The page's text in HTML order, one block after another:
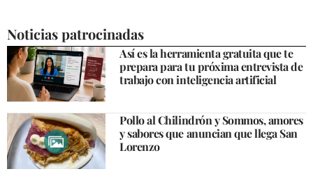
Noticias patrocinadas
Así es la herramienta gratuita que te
prepara para tu próxima entrevista de
trabajo con inteligencia artificial
Pollo al Chilindrón y Sommos, amores
y sabores que anuncian que llega San
Lorenzo